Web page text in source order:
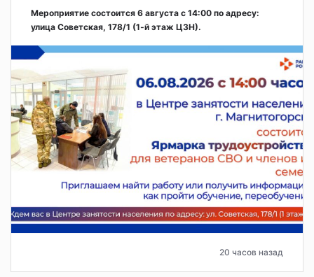
Мероприятие состоится 6 августа с 14:00 по адресу:
улица Советская, 178/1 (1‑й этаж ЦЗН).
20 часов назад